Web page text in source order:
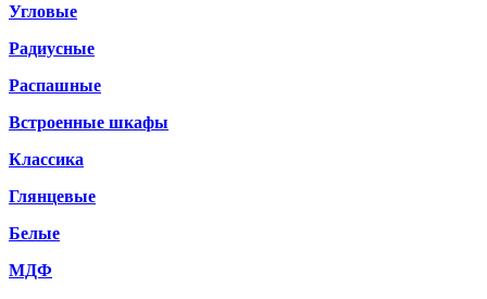
Угловые
Радиусные
Распашные
Встроенные шкафы
Классика
Глянцевые
Белые
МДФ